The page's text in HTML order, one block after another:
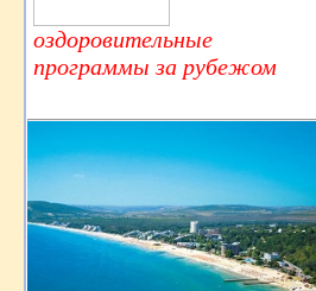
оздоровительные
программы за рубежом